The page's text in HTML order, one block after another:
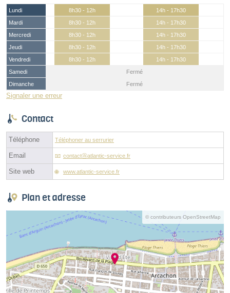
Lundi 8h30 - 12h
14h - 17h30
Mardi
8h30 - 12h
14h - 17h30
Mercredi
8h30 - 12h
14h - 17h30
Jeudi
8h30 - 12h
14h - 17h30
Vendredi
8h30 - 12h
14h - 17h30
Samedi
Fermé
Dimanche
Fermé
Signaler une erreur
Contact
Téléphone Téléphoner au serrurier
Email contactⓐatlantic-service.fr
Site web www.atlantic-service.fr
Plan et adresse
© contributeurs OpenStreetMap